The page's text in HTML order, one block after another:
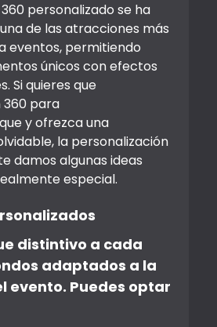
personalizado se ha
de las atracciones más
eventos, permitiendo
únicos con efectos
Si quieres que
para
y ofrezca una
la personalización
damos algunas ideas
especial.
distintivo a cada
adaptados a la
evento. Puedes optar